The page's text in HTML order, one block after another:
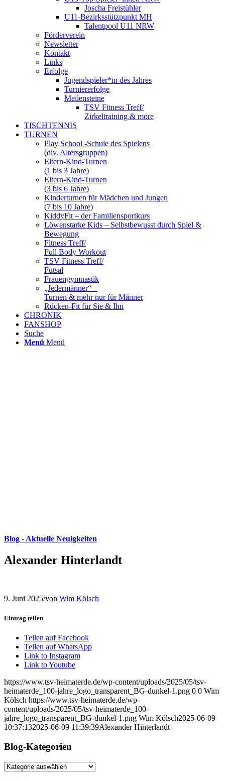
Joscha Freistühler
U11-Bezirksstützpunkt MH
Talentpool U11 NRW
Förderverein
Newsletter
Kontakt
Links
Erfolge
Jugendspieler*in des Jahres
Turniererfolge
Meilensteine
TSV Fitness Treff/
Zirkeltraining & more
TISCHTENNIS
TURNEN
Play School -Schule des Spielens
(div. Altersgruppen)
Eltern-Kind-Turnen
(1 bis 3 Jahre)
Eltern-Kind-Turnen
(3 bis 6 Jahre)
Kinderturnen für Mädchen und Jungen
(7 bis 10 Jahre)
KiddyFit – der Familiensportkurs
Löwenstarke Kids – Selbstbewusst durch Spiel &
Bewegung
Fitness Treff/
Full Body Workout
TSV Fitness Treff/
Futsal
Frauengymnastik
„Jedermänner“ –
Turnen & mehr nur für Männer
Rücken-Fit für Sie & Ihn
CHRONIK
FANSHOP
Suche
Menü Menü
Blog - Aktuelle Neuigkeiten
Alexander Hinterlandt
9. Juni 2025/von Wim Kölsch
Eintrag teilen
Teilen auf Facebook
Teilen auf WhatsApp
Link to Instagram
Link to Youtube
https://www.tsv-heimaterde.de/wp-content/uploads/2025/05/tsv-
heimaterde_100-jahre_logo_transparent_BG-dunkel-1.png 0 0 Wim
Kölsch https://www.tsv-heimaterde.de/wp-
content/uploads/2025/05/tsv-heimaterde_100-
jahre_logo_transparent_BG-dunkel-1.png Wim Kölsch2025-06-09
10:37:132025-06-09 11:39:39Alexander Hinterlandt
Blog-Kategorien
Blog-